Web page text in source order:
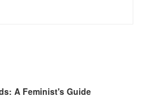
A Feminist's Guide